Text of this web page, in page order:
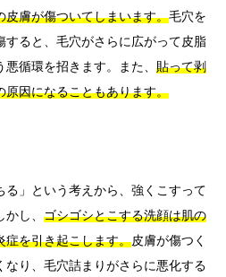
皮膚が傷ついてしまいます。毛穴を
すると、毛穴がさらに広がって皮脂
循環を招きます。また、 貼って剥
原因になることもあります。
る」という考えから、強くこすって
し、 ゴシゴシとこする洗顔は肌の
症を引き起こします。皮膚が傷つく
なり、毛穴詰まりがさらに悪化する